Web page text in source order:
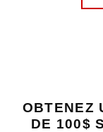
OBTENEZ
DE 100$